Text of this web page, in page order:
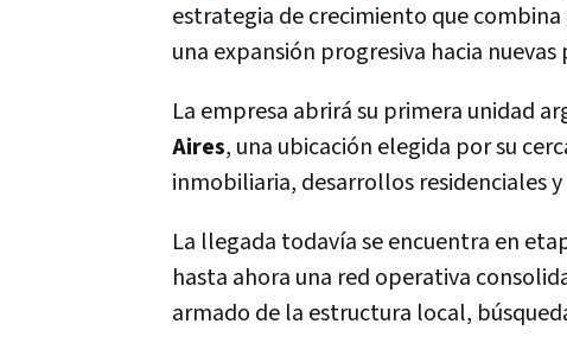
estrategia de crecimiento que
una expansión progresiva hacia nuevas
La empresa abrirá su primera unidad
Aires, una ubicación elegida por su
inmobiliaria, desarrollos residenciales
La llegada todavía se encuentra en
hasta ahora una red operativa
armado de la estructura local,